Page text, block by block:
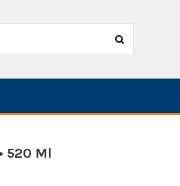
520 Ml